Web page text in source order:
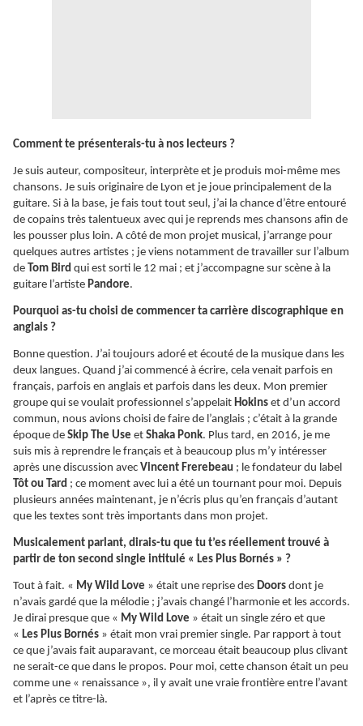
Comment te présenterais-tu à nos lecteurs ?
Je suis auteur, compositeur, interprète et je produis moi-même mes
chansons. Je suis originaire de Lyon et je joue principalement de la
guitare. Si à la base, je fais tout tout seul, j’ai la chance d’être entouré
de copains très talentueux avec qui je reprends mes chansons afin de
les pousser plus loin. A côté de mon projet musical, j’arrange pour
quelques autres artistes ; je viens notamment de travailler sur l’album
de Tom Bird qui est sorti le 12 mai ; et j’accompagne sur scène à la
guitare l’artiste Pandore.
Pourquoi as-tu choisi de commencer ta carrière discographique en
anglais ?
Bonne question. J’ai toujours adoré et écouté de la musique dans les
deux langues. Quand j’ai commencé à écrire, cela venait parfois en
français, parfois en anglais et parfois dans les deux. Mon premier
groupe qui se voulait professionnel s’appelait Hokins et d’un accord
commun, nous avions choisi de faire de l’anglais ; c’était à la grande
époque de Skip The Use et Shaka Ponk. Plus tard, en 2016, je me
suis mis à reprendre le français et à beaucoup plus m’y intéresser
après une discussion avec Vincent Frerebeau ; le fondateur du label
Tôt ou Tard ; ce moment avec lui a été un tournant pour moi. Depuis
plusieurs années maintenant, je n’écris plus qu’en français d’autant
que les textes sont très importants dans mon projet.
Musicalement parlant, dirais-tu que tu t’es réellement trouvé à
partir de ton second single intitulé « Les Plus Bornés » ?
Tout à fait. « My Wild Love » était une reprise des Doors dont je
n’avais gardé que la mélodie ; j’avais changé l’harmonie et les accords.
Je dirai presque que « My Wild Love » était un single zéro et que
« Les Plus Bornés » était mon vrai premier single. Par rapport à tout
ce que j’avais fait auparavant, ce morceau était beaucoup plus clivant
ne serait-ce que dans le propos. Pour moi, cette chanson était un peu
comme une « renaissance », il y avait une vraie frontière entre l’avant
et l’après ce titre-là.